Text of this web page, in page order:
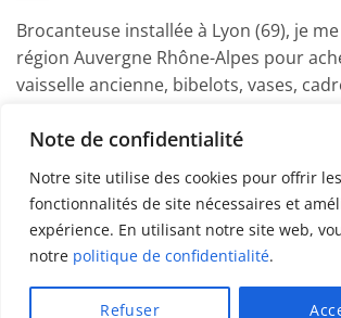
Note de confidentialité
Notre site utilise des cookies pour offrir les
fonctionnalités de site nécessaires et
expérience. En utilisant notre site web,
notre politique de confidentialité.
Refuser
Brocanteuse installée à Lyon (69), je
région Auvergne Rhône-Alpes pour
vaisselle ancienne, bibelots, vases,
Marine
PayPal
American